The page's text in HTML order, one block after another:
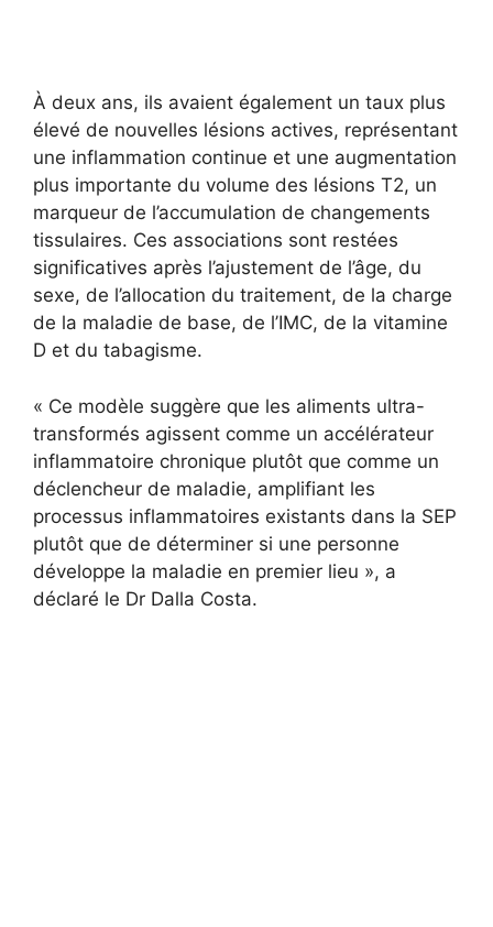
À deux ans, ils avaient également un taux plus
élevé de nouvelles lésions actives, représentant
une inflammation continue et une augmentation
plus importante du volume des lésions T2, un
marqueur de l’accumulation de changements
tissulaires. Ces associations sont restées
significatives après l’ajustement de l’âge, du
sexe, de l’allocation du traitement, de la charge
de la maladie de base, de l’IMC, de la vitamine
D et du tabagisme.
« Ce modèle suggère que les aliments ultra-
transformés agissent comme un accélérateur
inflammatoire chronique plutôt que comme un
déclencheur de maladie, amplifiant les
processus inflammatoires existants dans la SEP
plutôt que de déterminer si une personne
développe la maladie en premier lieu », a
déclaré le Dr Dalla Costa.